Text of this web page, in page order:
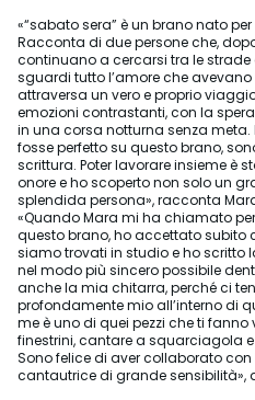
«“sabato sera” è un brano nato
Racconta di due persone che,
continuano a cercarsi tra le
sguardi tutto l’amore che
attraversa un vero e proprio
emozioni contrastanti, con la
in una corsa notturna senza meta.
fosse perfetto su questo brano,
scrittura. Poter lavorare insieme è
onore e ho scoperto non solo un
splendida persona», racconta
«Quando Mara mi ha chiamato
questo brano, ho accettato subito
siamo trovati in studio e ho scritto
nel modo più sincero possibile
anche la mia chitarra, perché ci
profondamente mio all’interno di
me è uno di quei pezzi che ti
finestrini, cantare a squarciagola e
Sono felice di aver collaborato
cantautrice di grande sensibilità»,